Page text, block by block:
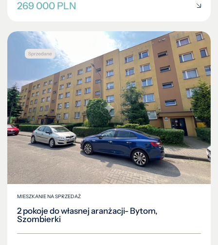
269 000 PLN
MIESZKANIE NA SPRZEDAŻ
2 pokoje do własnej aranżacji- Bytom,
Szombierki